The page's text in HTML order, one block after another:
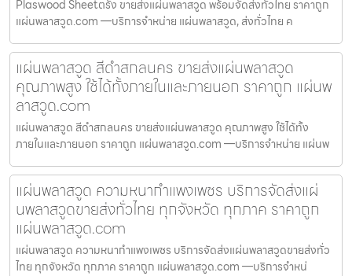
Plaswood Sheetตรัง ขายส่งแผ่นพลาสวูด พร้อมจัดส่งทั่วไทย ราคาถูก
แผ่นพลาสวูด.com —บริการจำหน่าย แผ่นพลาสวูด, ส่งทั่วไทย ค
แผ่นพลาสวูด สีดำสกลนคร ขายส่งแผ่นพลาสวูด
คุณภาพสูง ใช้ได้ทั้งภายในและภายนอก ราคาถูก แผ่นพ
ลาสวูด.com
แผ่นพลาสวูด สีดำสกลนคร ขายส่งแผ่นพลาสวูด คุณภาพสูง ใช้ได้ทั้ง
ภายในและภายนอก ราคาถูก แผ่นพลาสวูด.com —บริการจำหน่าย แผ่นพ
แผ่นพลาสวูด ความหนากำแพงเพชร บริการจัดส่งแผ่
นพลาสวูดขายส่งทั่วไทย ทุกจังหวัด ทุกภาค ราคาถูก
แผ่นพลาสวูด.com
แผ่นพลาสวูด ความหนากำแพงเพชร บริการจัดส่งแผ่นพลาสวูดขายส่งทั่ว
ไทย ทุกจังหวัด ทุกภาค ราคาถูก แผ่นพลาสวูด.com —บริการจำหน่